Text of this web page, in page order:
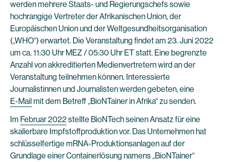
werden mehrere Staats- und Regierungschefs sowie
hochrangige Vertreter der Afrikanischen Union, der
Europäischen Union und der Weltgesundheitsorganisation
(„WHO“) erwartet. Die Veranstaltung findet am 23. Juni 2022
um ca. 11:30 Uhr MEZ / 05:30 Uhr ET statt. Eine begrenzte
Anzahl von akkreditierten Medienvertretern wird an der
Veranstaltung teilnehmen können. Interessierte
Journalistinnen und Journalisten werden gebeten, eine
E-Mailmit dem Betreff „BioNTainer in Afrika“ zu senden.
Im Februar 2022stellte BioNTech seinen Ansatz für eine
skalierbare Impfstoffproduktion vor. Das Unternehmen hat
schlüsselfertige mRNA-Produktionsanlagen auf der
Grundlage einer Containerlösung namens „BioNTainer“